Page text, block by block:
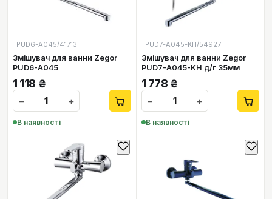
PUD6-А045/41713
Змішувач для ванни Zegor
PUD6-А045
1 118 ₴
−
+
В наявності
PUD7-A045-KH/54927
Змішувач для ванни Zegor
PUD7-A045-KH д/г 35мм
1 778 ₴
−
+
В наявності